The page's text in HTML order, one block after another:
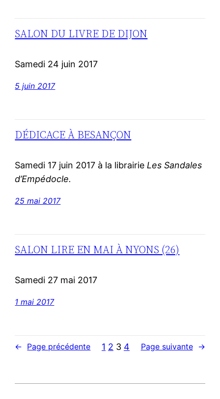
SALON DU LIVRE DE DIJON
Samedi 24 juin 2017
5 juin 2017
DÉDICACE À BESANÇON
Samedi 17 juin 2017 à la librairie Les Sandales
d’Empédocle.
25 mai 2017
SALON LIRE EN MAI À NYONS (26)
Samedi 27 mai 2017
1 mai 2017
← Page précédente 1 2 3 4 Page suivante →